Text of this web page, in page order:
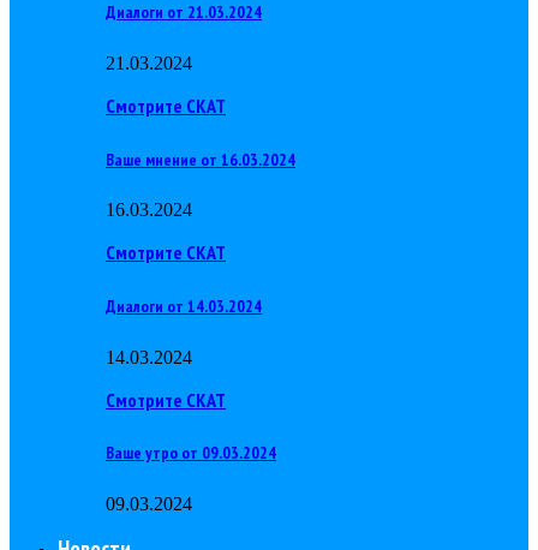
Диалоги от 21.03.2024
21.03.2024
Смотрите СКАТ
Ваше мнение от 16.03.2024
16.03.2024
Смотрите СКАТ
Диалоги от 14.03.2024
14.03.2024
Смотрите СКАТ
Ваше утро от 09.03.2024
09.03.2024